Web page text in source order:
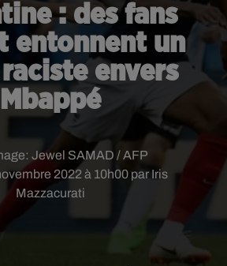
: des fans
entonnent un
envers
Mbappé
2022 à 10h00 par Iris
Mazzacurati
Jewel SAMAD / AFP